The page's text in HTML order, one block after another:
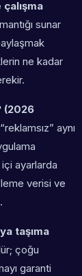
sunar
ne kadar
(2026
aynı
ayarlarda
verisi ve
taşıma
çoğu
garanti